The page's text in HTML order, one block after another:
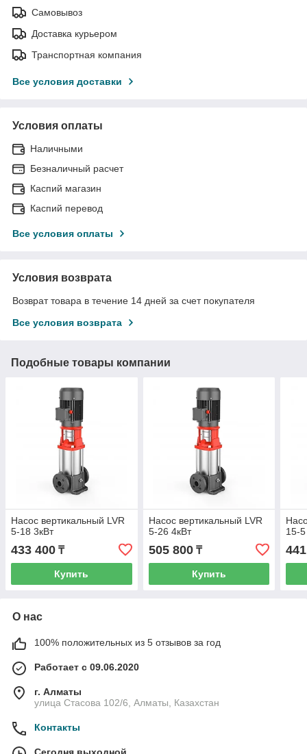
Самовывоз
Доставка курьером
Транспортная компания
Все условия доставки
Условия оплаты
Наличными
Безналичный расчет
Каспий магазин
Каспий перевод
Все условия оплаты
Условия возврата
Возврат товара в течение 14 дней за счет покупателя
Все условия возврата
Подобные товары компании
Насос вертикальный LVR
5-18 3кВт
433 400 ₸
Купить
Насос вертикальный LVR
5-26 4кВт
505 800₸
Купить
15-
О нас
100% положительных из 5 отзывов за год
Работает с 09.06.2020
г. Алматы
улица Стасова 102/6, Алматы, Казахстан
Контакты